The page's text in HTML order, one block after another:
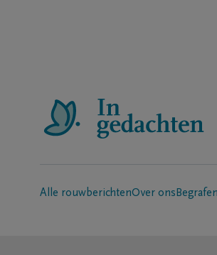
Alle rouwberichtenOver ons